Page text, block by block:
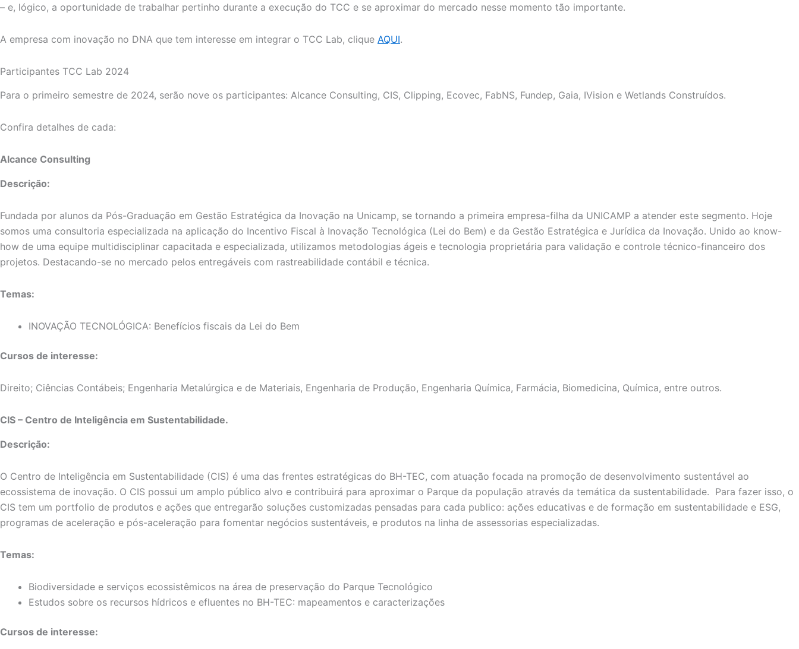
– e, lógico, a oportunidade de trabalhar pertinho durante a execução do TCC e se aproximar do mercado nesse momento tão importante.
A empresa com inovação no DNA que tem interesse em integrar o TCC Lab, clique AQUI.
Participantes TCC Lab 2024
Para o primeiro semestre de 2024, serão nove os participantes: Alcance Consulting, CIS, Clipping, Ecovec, FabNS, Fundep, Gaia, IVision e Wetlands Construídos.
Confira detalhes de cada:
Alcance Consulting
Descrição:
Fundada por alunos da Pós-Graduação em Gestão Estratégica da Inovação na Unicamp, se tornando a primeira empresa-filha da UNICAMP a atender este segmento. Hoje
somos uma consultoria especializada na aplicação do Incentivo Fiscal à Inovação Tecnológica (Lei do Bem) e da Gestão Estratégica e Jurídica da Inovação. Unido ao know-
how de uma equipe multidisciplinar capacitada e especializada, utilizamos metodologias ágeis e tecnologia proprietária para validação e controle técnico-financeiro dos
projetos. Destacando-se no mercado pelos entregáveis com rastreabilidade contábil e técnica.
Temas:
INOVAÇÃO TECNOLÓGICA: Benefícios fiscais da Lei do Bem
Cursos de interesse:
Direito; Ciências Contábeis; Engenharia Metalúrgica e de Materiais, Engenharia de Produção, Engenharia Química, Farmácia, Biomedicina, Química, entre outros.
CIS – Centro de Inteligência em Sustentabilidade.
Descrição:
O Centro de Inteligência em Sustentabilidade (CIS) é uma das frentes estratégicas do BH-TEC, com atuação focada na promoção de desenvolvimento sustentável ao
ecossistema de inovação. O CIS possui um amplo público alvo e contribuirá para aproximar o Parque da população através da temática da sustentabilidade. Para fazer isso, o
CIS tem um portfolio de produtos e ações que entregarão soluções customizadas pensadas para cada publico: ações educativas e de formação em sustentabilidade e ESG,
programas de aceleração e pós-aceleração para fomentar negócios sustentáveis, e produtos na linha de assessorias especializadas.
Temas:
Biodiversidade e serviços ecossistêmicos na área de preservação do Parque Tecnológico
Estudos sobre os recursos hídricos e efluentes no BH-TEC: mapeamentos e caracterizações
Cursos de interesse: